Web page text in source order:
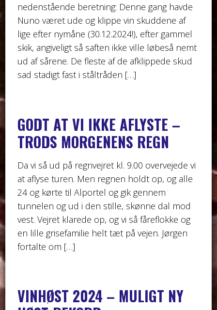
nedenstående beretning: Denne gang havde
Nuno været ude og klippe vin skuddene af
lige efter nymåne (30.12.2024!), efter gammel
skik, angiveligt så saften ikke ville løbeså nemt
ud af sårene. De fleste af de afklippede skud
sad stadigt fast i ståltråden […]
GODT AT VI IKKE AFLYSTE –
TRODS MORGENENS REGN
Da vi så ud på regnvejret kl. 9.00 overvejede vi
at aflyse turen. Men regnen holdt op, og alle
24 og kørte til Alportel og gik gennem
tunnelen og ud i den stille, skønne dal mod
vest. Vejret klarede op, og vi så fåreflokke og
en lille grisefamilie helt tæt på vejen. Jørgen
fortalte om […]
VINHØST 2024 – MULIGT NY